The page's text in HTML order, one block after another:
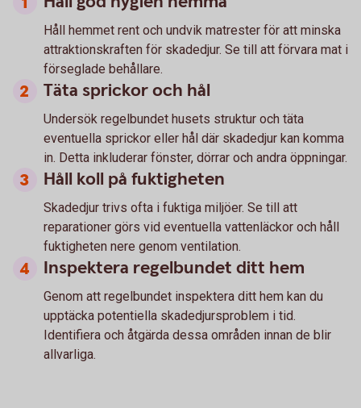
Håll hemmet rent och undvik matrester för att minska
attraktionskraften för skadedjur. Se till att förvara mat i
förseglade behållare.
Täta sprickor och hål
Undersök regelbundet husets struktur och täta
eventuella sprickor eller hål där skadedjur kan komma
in. Detta inkluderar fönster, dörrar och andra öppningar.
Håll koll på fuktigheten
Skadedjur trivs ofta i fuktiga miljöer. Se till att
reparationer görs vid eventuella vattenläckor och håll
fuktigheten nere genom ventilation.
Inspektera regelbundet ditt hem
Genom att regelbundet inspektera ditt hem kan du
upptäcka potentiella skadedjursproblem i tid.
Identifiera och åtgärda dessa områden innan de blir
allvarliga.